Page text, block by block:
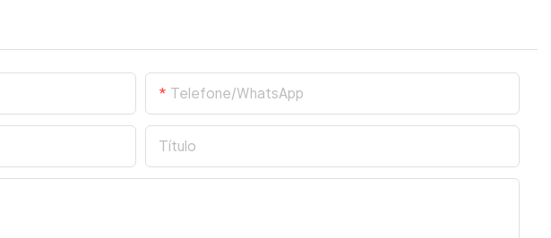
Telefone/WhatsApp
Título